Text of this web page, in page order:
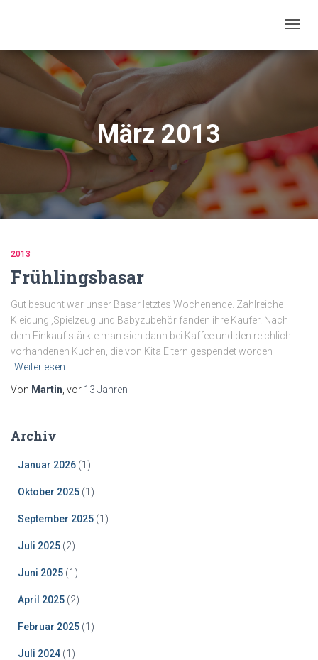
März 2013
2013
Frühlingsbasar
Gut besucht war unser Basar letztes Wochenende. Zahlreiche
Kleidung ,Spielzeug und Babyzubehör fanden ihre Käufer. Nach
dem Einkauf stärkte man sich dann bei Kaffee und den reichlich
vorhandenen Kuchen, die von Kita Eltern gespendet worden
Weiterlesen …
Von Martin , vor 13 Jahren
Archiv
Januar 2026 (1)
Oktober 2025 (1)
September 2025 (1)
Juli 2025 (2)
Juni 2025 (1)
April 2025 (2)
Februar 2025 (1)
Juli 2024 (1)